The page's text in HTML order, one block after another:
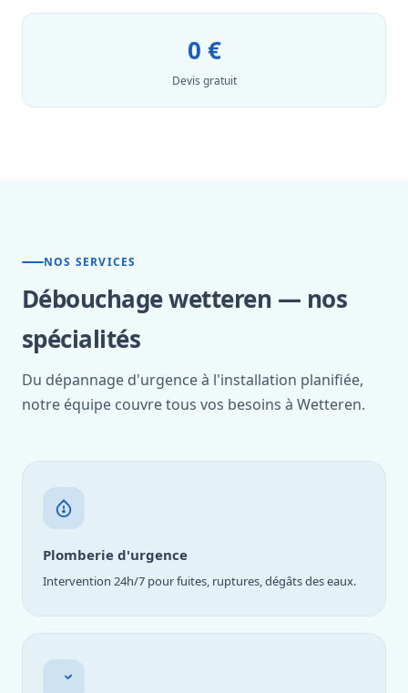
0 €
Devis gratuit
NOS SERVICES
Débouchage wetteren — nos
spécialités
Du dépannage d'urgence à l'installation planifiée,
notre équipe couvre tous vos besoins à Wetteren.
Plomberie d'urgence
Intervention 24h/7 pour fuites, ruptures, dégâts des eaux.